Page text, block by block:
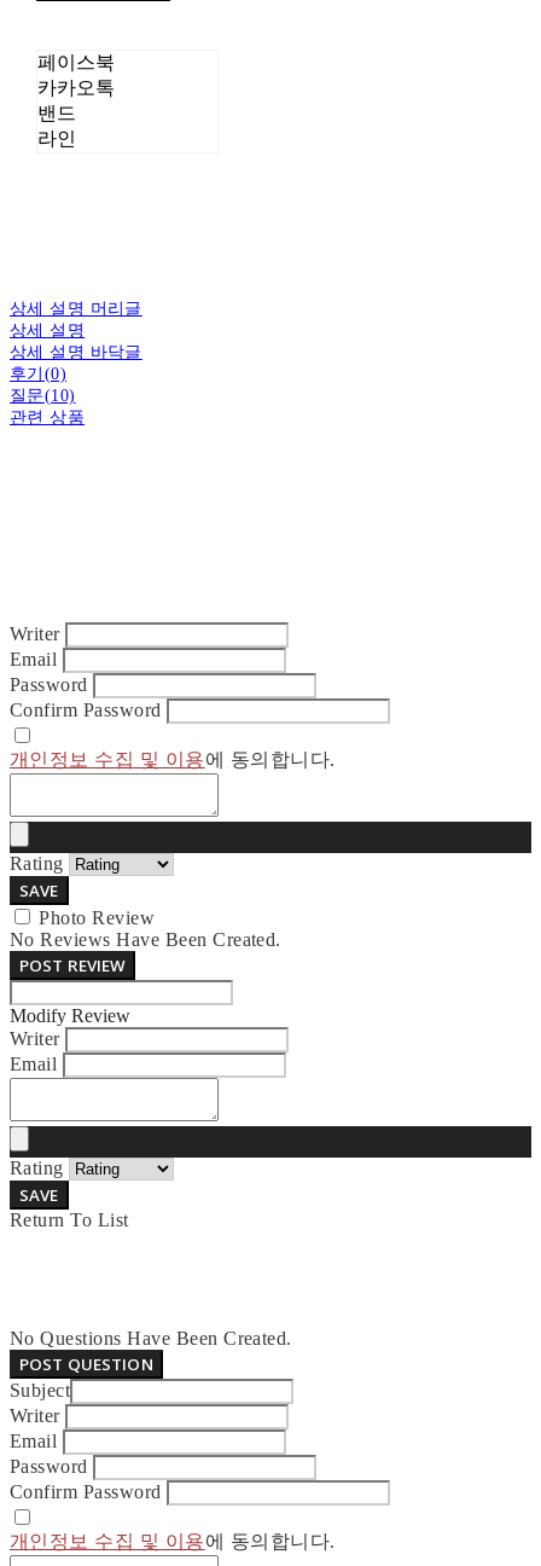
페이스북
카카오톡
밴드
라인
상세 설명 머리글
상세 설명
상세 설명 바닥글
후기(0)
질문(10)
관련 상품
Writer
Email
Password
Confirm Password
개인정보 수집 및 이용에 동의합니다.
Rating
SAVE
Photo Review
No Reviews Have Been Created.
POST REVIEW
Modify Review
Writer
Email
Rating
SAVE
Return To List
No Questions Have Been Created.
POST QUESTION
Subject
Writer
Email
Password
Confirm Password
개인정보 수집 및 이용에 동의합니다.